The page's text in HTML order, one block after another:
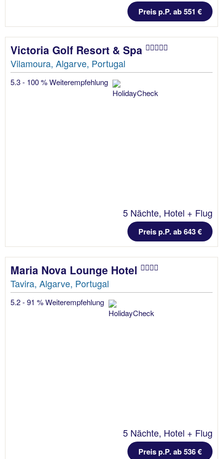
Preis p.P. ab 551 €
Victoria Golf Resort & Spa
Vilamoura, Algarve, Portugal
5.3 - 100 % Weiterempfehlung
5 Nächte, Hotel + Flug
Preis p.P. ab 643 €
Maria Nova Lounge Hotel
Tavira, Algarve, Portugal
5.2 - 91 % Weiterempfehlung
5 Nächte, Hotel + Flug
Preis p.P. ab 536 €